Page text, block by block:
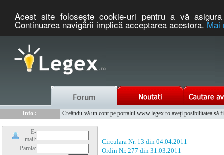
Acest site foloseşte cookie-uri pentru a vă
Continuarea navigării implică acceptarea acestora.Mai
Info :
Creându-vă un cont pe portalul www.legex.ro aveţi posibilitatea să
E-
mail:
Parola:
Circulara Nr. 13 din 04.04.2011
Ordin Nr. 277 din 31.03.2011